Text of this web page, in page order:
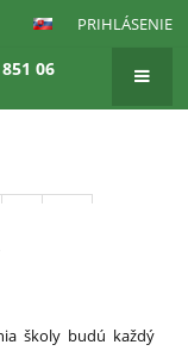
PRIHLÁSENIE
06
školy budú každý